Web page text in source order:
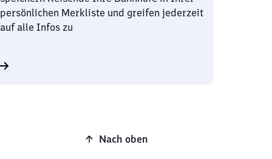
persönlichen Merkliste und greifen jederzeit
auf alle Infos zu
Nach oben